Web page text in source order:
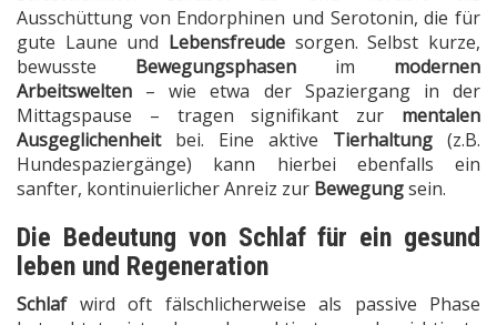
Ausschüttung von Endorphinen und Serotonin, die für
gute Laune und Lebensfreude sorgen. Selbst kurze,
bewusste Bewegungsphasen im modernen
Arbeitswelten – wie etwa der Spaziergang in der
Mittagspause – tragen signifikant zur mentalen
Ausgeglichenheitbei. Eine aktive Tierhaltung (z.B.
Hundespaziergänge) kann hierbei ebenfalls ein
sanfter, kontinuierlicher Anreiz zur Bewegungsein.
Die Bedeutung von Schlaf für ein gesund
leben und Regeneration
Schlafwird oft fälschlicherweise als passive Phase